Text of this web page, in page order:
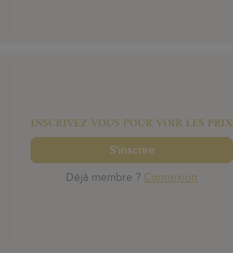
INSCRIVEZ-VOUS POUR VOIR LES PRIX
S'inscrire
Déjà membre ? Connexion